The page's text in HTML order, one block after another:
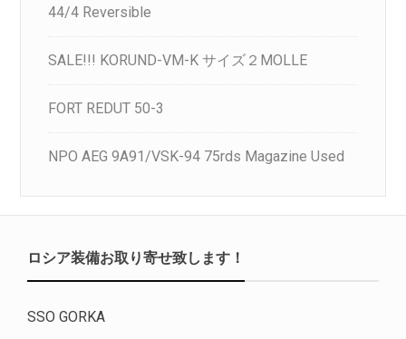
44/4 Reversible
SALE!!! KORUND-VM-K サイズ２MOLLE
FORT REDUT 50-3
NPO AEG 9A91/VSK-94 75rds Magazine Used
ロシア装備お取り寄せ致します！
SSO GORKA